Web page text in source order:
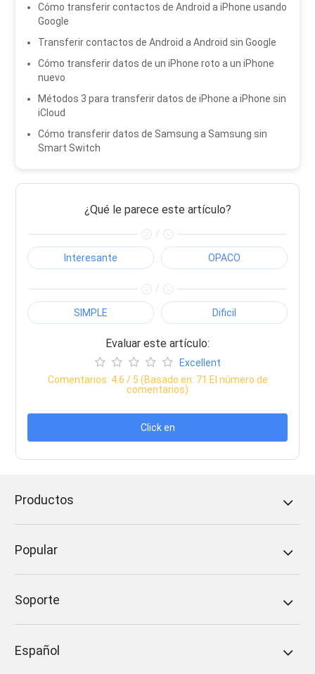
Cómo transferir contactos de Android a iPhone usando
Google
Transferir contactos de Android a Android sin Google
Cómo transferir datos de un iPhone roto a un iPhone
nuevo
Métodos 3 para transferir datos de iPhone a iPhone sin
iCloud
Cómo transferir datos de Samsung a Samsung sin
Smart Switch
¿Qué le parece este artículo?
/
Interesante OPACO
/
SIMPLE Dificil
Evaluar este artículo:
Excellent
Comentarios: 4.6 / 5 (Basado en: 71 El número de
comentarios)
Click en
Productos
Popular
Soporte
Español